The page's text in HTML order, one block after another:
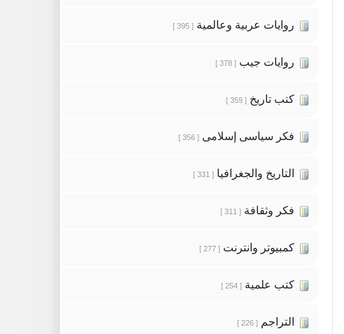
روايات عربية وعالمية [ 395 ]
روايات جيب [ 378 ]
كتب تاريخ [ 359 ]
فكر سياسى إسلامى [ 356 ]
التاريخ والجغرافيا [ 331 ]
فكر وثقافة [ 311 ]
كمبيوتر وانترنت [ 277 ]
كتب علمية [ 254 ]
التراجم [ 226 ]